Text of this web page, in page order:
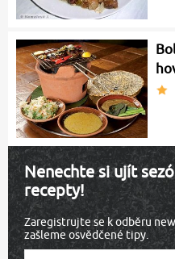
Nenechte si ujít
recepty!
Zaregistrujte se k odběru
zašleme osvědčené tipy.